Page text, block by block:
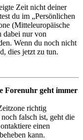
Zeit nicht deiner
du im „Persönlichen
(Mitteleuropäische
dabei nur von
Wenn du noch nicht
dies jetzt zu tun.
Forenuhr geht immer
richtig
falsch ist, geht die
einen
kann.